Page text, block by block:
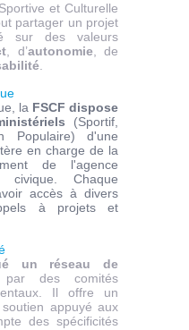
et Culturelle
partager un projet
sur des valeurs
, d’autonomie, de
.
la FSCF dispose
(Sportif,
Populaire) d'une
en charge de la
de l'agence
Chaque
accès à divers
à projets et
un réseau de
par des comités
Il offre un
appuyé aux
des spécificités